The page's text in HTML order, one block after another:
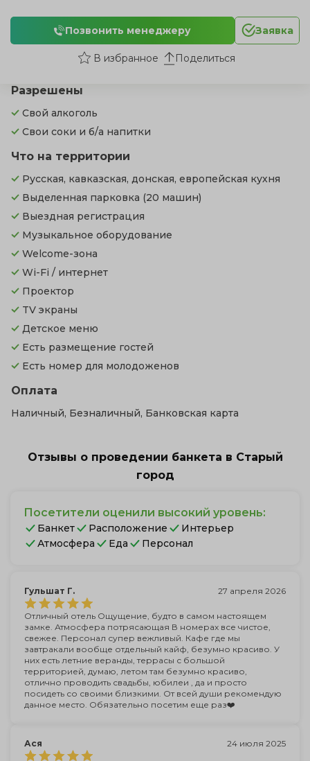
Разрешены
Свой алкоголь
Свои соки и б/а напитки
Что на территории
Русская, кавказская, донская, европейская кухня
Выделенная парковка (20 машин)
Выездная регистрация
Музыкальное оборудование
Welcome-зона
Wi-Fi / интернет
Проектор
TV экраны
Детское меню
Есть размещение гостей
Есть номер для молодоженов
Оплата
Наличный, Безналичный, Банковская карта
Отзывы о проведении банкета в Старый
город
Посетители оценили высокий уровень:
Банкет Расположение
Интерьер
Атмосфера
Еда Персонал
Гульшат Г. 27 апреля 2026
Отличный отель Ощущение, будто в самом настоящем
замке. Атмосфера потрясающая В номерах все чистое,
свежее. Персонал супер вежливый. Кафе где мы
завтракали вообще отдельный кайф, безумно красиво. У
них есть летние веранды, террасы с большой
территорией, думаю, летом там безумно красиво,
отлично проводить свадьбы, юбилеи , да и просто
посидеть со своими близкими. От всей души рекомендую
данное место. Обязательно посетим еще раз❤️
Ася 24 июля 2025
Позвонить менеджеру Заявка
Поделиться